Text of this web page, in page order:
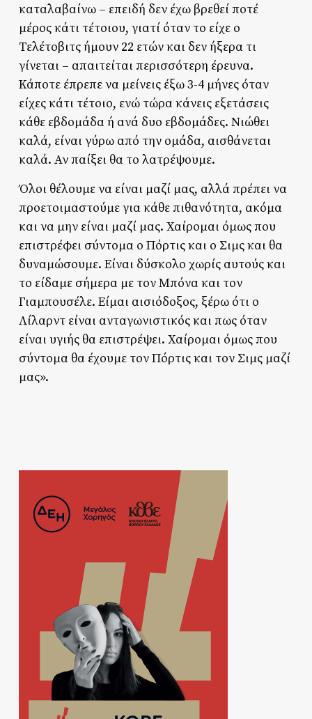
καταλαβαίνω – επειδή δεν έχω βρεθεί ποτέ
μέρος κάτι τέτοιου, γιατί όταν το είχε ο
Τελέτοβιτς ήμουν 22 ετών και δεν ήξερα τι
γίνεται – απαιτείται περισσότερη έρευνα.
Κάποτε έπρεπε να μείνεις έξω 3-4 μήνες όταν
είχες κάτι τέτοιο, ενώ τώρα κάνεις εξετάσεις
κάθε εβδομάδα ή ανά δυο εβδομάδες. Νιώθει
καλά, είναι γύρω από την ομάδα, αισθάνεται
καλά. Αν παίξει θα το λατρέψουμε.
Όλοι θέλουμε να είναι μαζί μας, αλλά πρέπει να
προετοιμαστούμε για κάθε πιθανότητα, ακόμα
και να μην είναι μαζί μας. Χαίρομαι όμως που
επιστρέφει σύντομα ο Πόρτις και ο Σιμς και θα
δυναμώσουμε. Είναι δύσκολο χωρίς αυτούς και
το είδαμε σήμερα με τον Μπόνα και τον
Γιαμπουσέλε. Είμαι αισιόδοξος, ξέρω ότι ο
Λίλαρντ είναι ανταγωνιστικός και πως όταν
είναι υγιής θα επιστρέψει. Χαίρομαι όμως που
σύντομα θα έχουμε τον Πόρτις και τον Σιμς μαζί
μας».